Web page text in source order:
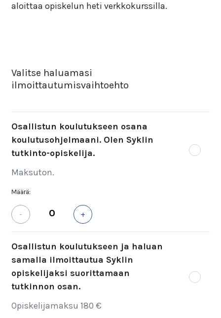
aloittaa opiskelun heti verkkokurssilla.
Valitse haluamasi
ilmoittautumisvaihtoehto
Osallistun koulutukseen osana
koulutusohjelmaani. Olen Syklin
tutkinto-opiskelija.
Maksuton.
Määrä:
- +
Osallistun koulutukseen ja haluan
samalla ilmoittautua Syklin
opiskelijaksi suorittamaan
tutkinnon osan.
Opiskelijamaksu 180 €